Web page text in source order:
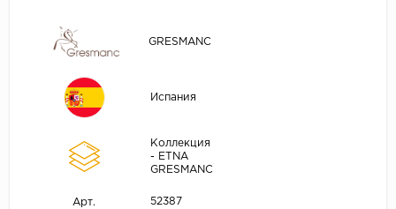
GRESMANC
Испания
Коллекция
- ETNA
GRESMANC
Арт. 52387